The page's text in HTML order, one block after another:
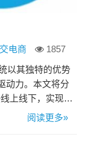
电商
1857
以其独特的优势
动力。本文将分
上线下，实现全
上与线下的界
阅读更多»